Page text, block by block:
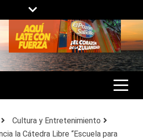
DEL ZULIA, VENEZUELA Y
GENERAL.
Cultura y Entretenimiento
la Cátedra Libre “Escuela para